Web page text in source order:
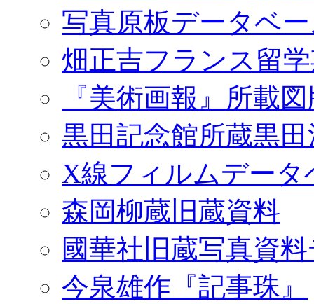
写真原板データベ
畑正吉フランス留
『美術画報』所載
黒田記念館所蔵黒
X線フィルムデータ
森岡柳蔵旧蔵資料
國華社旧蔵写真資
今泉雄作『記事珠』